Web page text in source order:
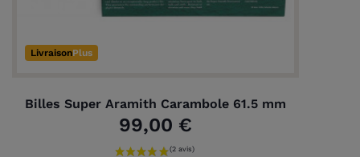
LivraisonPlus
Billes Super Aramith Carambole 61.5 mm
99,00 €